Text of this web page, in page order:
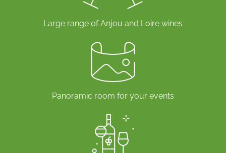
quelques années de garde.
Our selection
vins Bourgueil sont issus d’une sélection
rigoureuse de vignerons partenaires
Chaque bouteille reflète l’expression pure du terroir.
Nous privilégions des méthodes de culture
respectueuses de l’environnement, garantissant des
vins aux arômes intenses et à la texture soyeuse.
Large range of Anjou and Loire wines
Panoramic room for your events